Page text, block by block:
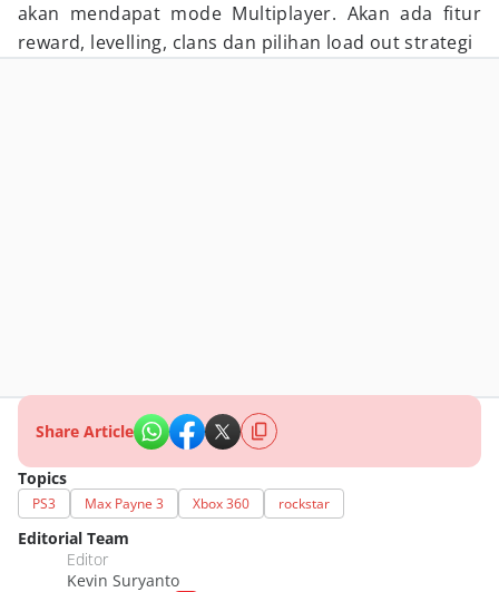
akan mendapat mode Multiplayer. Akan ada fitur
reward, levelling, clans dan pilihan load out strategi
Share Article
Topics
PS3 Max Payne 3 Xbox 360 rockstar
Editorial Team
Editor
Kevin Suryanto